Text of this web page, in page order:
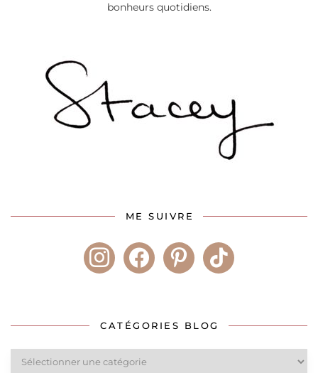
bonheurs quotidiens.
ME SUIVRE
instagramfacebookpinteresttiktok
CATÉGORIES BLOG
Catégories
blog